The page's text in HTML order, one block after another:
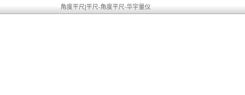
角度平尺|平尺-角度平尺-华宇量仪